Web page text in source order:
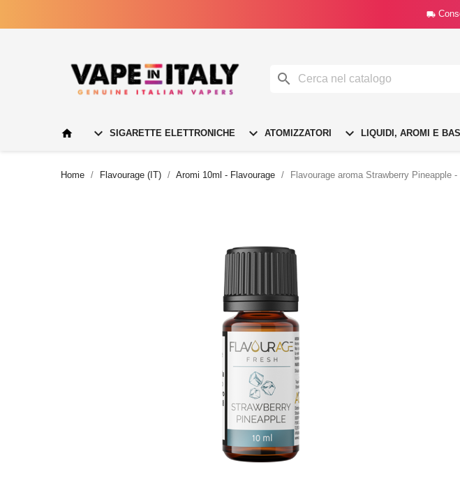


  SIGARETTE ELETTRONICHE  ATOMIZZATORI  LIQUIDI, AROMI E
Home Flavourage (IT) Aromi 10ml - Flavourage Flavourage aroma Strawberry Pineapple -